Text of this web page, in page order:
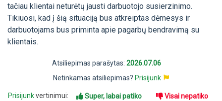
tačiau klientai neturėtų jausti darbuotojo susierzinimo.
Tikiuosi, kad į šią situaciją bus atkreiptas dėmesys ir
darbuotojams bus priminta apie pagarbų bendravimą su
klientais.
Atsiliepimas parašytas: 2026.07.06
Netinkamas atsiliepimas? Prisijunk
Prisijunkvertinimui: Super, labai patiko Visai nepatiko